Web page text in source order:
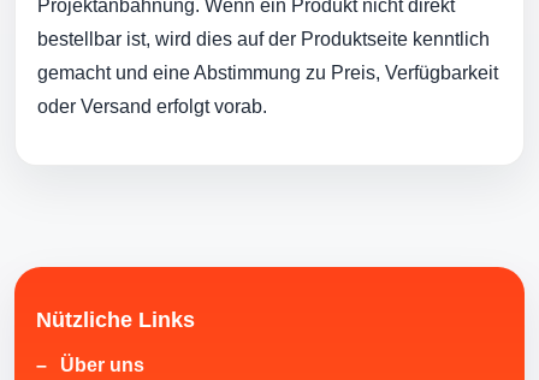
Projektanbahnung. Wenn ein Produkt nicht direkt
bestellbar ist, wird dies auf der Produktseite kenntlich
gemacht und eine Abstimmung zu Preis, Verfügbarkeit
oder Versand erfolgt vorab.
Nützliche Links
Über uns